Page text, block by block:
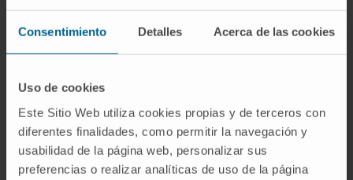
Consentimiento Detalles Acerca de las cookies
Uso de cookies
Este Sitio Web utiliza cookies propias y de terceros con
diferentes finalidades, como permitir la navegación y
usabilidad de la página web, personalizar sus
preferencias o realizar analíticas de uso de la página
objetivo de este proyecto es el de desarrollar
nuevos y más eficaces y seguros instrumentos
para el diagnóstico y el tratamiento de los
pacientes en los que la insuficiencia cardiaca y las
enfermedad renal crónica coinciden”, explica el